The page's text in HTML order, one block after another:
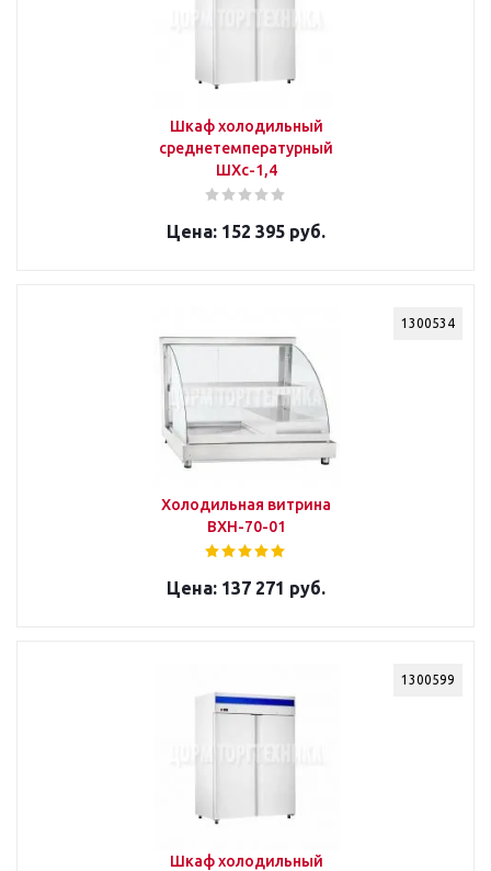
Шкаф холодильный
среднетемпературный
ШХс-1,4
152 395 руб.
1300534
Холодильная витрина
ВХН-70-01
137 271 руб.
1300599
Шкаф холодильный